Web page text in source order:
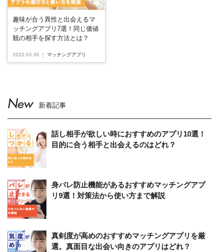
趣味が合う異性と出会えるマ
ッチングアプリ7選！同じ価値
観の相手を探す方法とは？
2022.03.30 マッチングアプリ
New 新着記事
話し相手が欲しい時におすすめのアプリ10選！
目的に合う相手と出会えるのはどれ？
身バレ防止機能があるおすすめマッチングアプ
リ9選！対策法から使い方まで解説
真剣度が高めのおすすめマッチングアプリを厳
選。真面目な出会い向きのアプリはどれ？